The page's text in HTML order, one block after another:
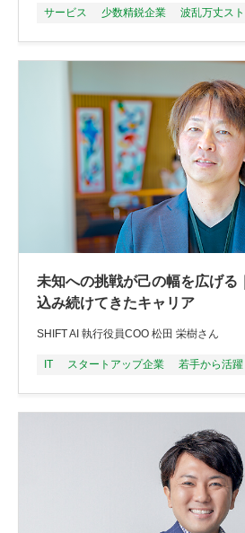
サービス 少数精鋭企業 波乱万丈ス
未知への挑戦が己の幅を広げる
込み続けてきたキャリア
SHIFT AI 執行役員COO 松田 栄樹さん
IT スタートアップ企業 若手から活躍